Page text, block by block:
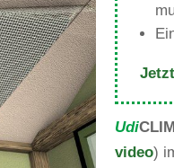
Udi
video)